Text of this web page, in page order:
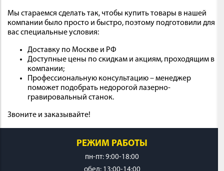
Мы стараемся сделать так, чтобы купить товары в нашей
компании было просто и быстро, поэтому подготовили для
вас специальные условия:
Доставку по Москве и РФ
Доступные цены по скидкам и акциям, проходящим в
компании;
Профессиональную консультацию – менеджер
поможет подобрать недорогой лазерно-
гравировальный станок.
Звоните и заказывайте!
РЕЖИМ РАБОТЫ
пн-пт: 9:00-18:00